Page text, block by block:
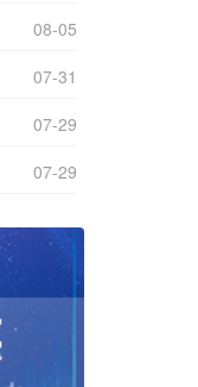
08-05
07-31
07-29
07-29